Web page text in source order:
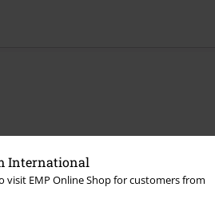
International
visit EMP Online Shop for customers from